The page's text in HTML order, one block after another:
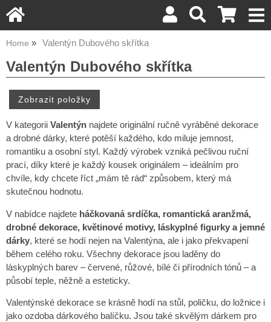
Home Valentýn Dubového skřítka
Valentýn Dubového skřítka
V kategorii Valentýn najdete originální ručně vyráběné dekorace
a drobné dárky, které potěší každého, kdo miluje jemnost,
romantiku a osobní styl. Každý výrobek vzniká pečlivou ruční
prací, díky které je každý kousek originálem – ideálním pro
chvíle, kdy chcete říct „mám tě rád“ způsobem, který má
skutečnou hodnotu.
V nabídce najdete háčkovaná srdíčka, romantická aranžmá,
drobné dekorace, květinové motivy, láskyplné figurky a jemné
dárky, které se hodí nejen na Valentýna, ale i jako překvapení
během celého roku. Všechny dekorace jsou laděny do
láskyplných barev – červené, růžové, bílé či přírodních tónů – a
působí teple, něžně a esteticky.
Valentýnské dekorace se krásně hodí na stůl, poličku, do ložnice i
jako ozdoba dárkového balíčku. Jsou také skvělým dárkem pro